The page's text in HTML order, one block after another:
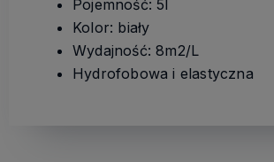
Pojemność: 5l
Kolor: biały
Wydajność: 8m2/L
Hydrofobowa i elastyczna